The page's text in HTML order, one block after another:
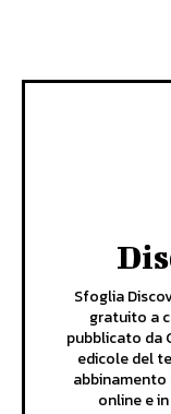
Sfoglia
gratuito a
pubblicato da
edicole del
abbinamento
online e